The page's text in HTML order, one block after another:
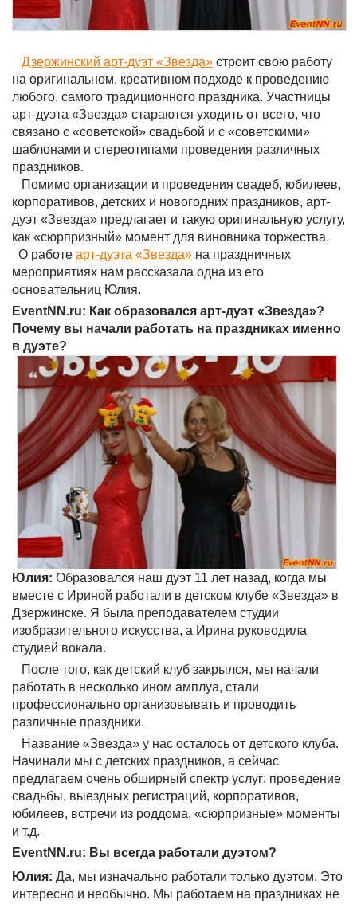
Дзержинский арт-дуэт «Звезда» строит свою работу
на оригинальном, креативном подходе к проведению
любого, самого традиционного праздника. Участницы
арт-дуэта «Звезда» стараются уходить от всего, что
связано с «советской» свадьбой и с «советскими»
шаблонами и стереотипами проведения различных
праздников.
Помимо организации и проведения свадеб, юбилеев,
корпоративов, детских и новогодних праздников, арт-
дуэт «Звезда» предлагает и такую оригинальную услугу,
как «сюрпризный» момент для виновника торжества.
О работе арт-дуэта «Звезда» на праздничных
мероприятиях нам рассказала одна из его
основательниц Юлия.
EventNN.ru: Как образовался арт-дуэт «Звезда»?
Почему вы начали работать на праздниках именно
в дуэте?
Юлия: Образовался наш дуэт 11 лет назад, когда мы
вместе с Ириной работали в детском клубе «Звезда» в
Дзержинске. Я была преподавателем студии
изобразительного искусства, а Ирина руководила
студией вокала.
После того, как детский клуб закрылся, мы начали
работать в несколько ином амплуа, стали
профессионально организовывать и проводить
различные праздники.
Название «Звезда» у нас осталось от детского клуба.
Начинали мы с детских праздников, а сейчас
предлагаем очень обширный спектр услуг: проведение
свадьбы, выездных регистраций, корпоративов,
юбилеев, встречи из роддома, «сюрпризные» моменты
и т.д.
EventNN.ru: Вы всегда работали дуэтом?
Юлия: Да, мы изначально работали только дуэтом. Это
интересно и необычно. Мы работаем на праздниках не